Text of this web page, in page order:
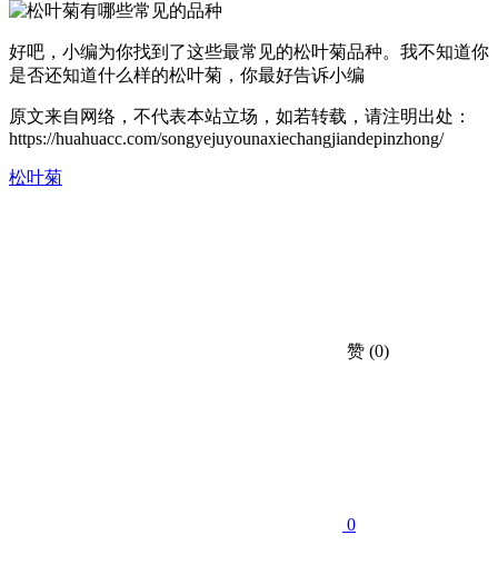
好吧，小编为你找到了这些最常见的松叶菊品种。我不知道你
是否还知道什么样的松叶菊，你最好告诉小编
原文来自网络，不代表本站立场，如若转载，请注明出处：
https://huahuacc.com/songyejuyounaxiechangjiandepinzhong/
松叶菊
赞 (0)
0